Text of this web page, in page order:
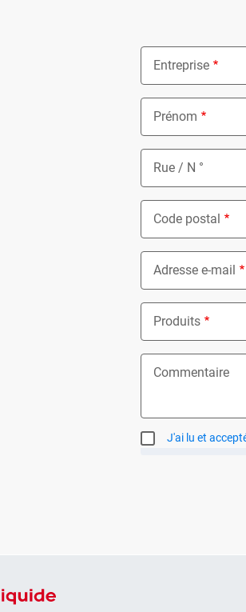
Entreprise
Prénom
Rue / N °
Code postal
Adresse e-mail
Produits
Nothing selected
Commentaire
J'ai lu et